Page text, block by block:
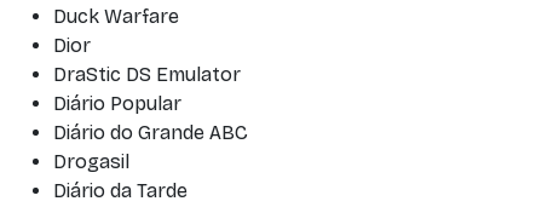
Duck Warfare
Dior
DraStic DS Emulator
Diário Popular
Diário do Grande ABC
Drogasil
Diário da Tarde